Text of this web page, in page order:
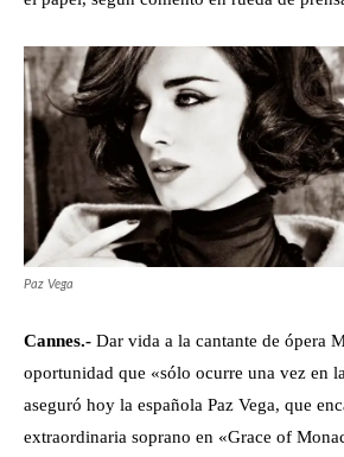
Paz Vega
Cannes.- Dar vida a la cantante de ópera
oportunidad que «sólo ocurre una vez en
aseguró hoy la española Paz Vega, que
extraordinaria soprano en «Grace of